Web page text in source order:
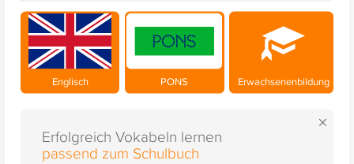
Englisch PONS Erwachsenenbildung
×
Erfolgreich Vokabeln lernen
passend zum Schulbuch